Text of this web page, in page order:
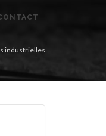
industrielles